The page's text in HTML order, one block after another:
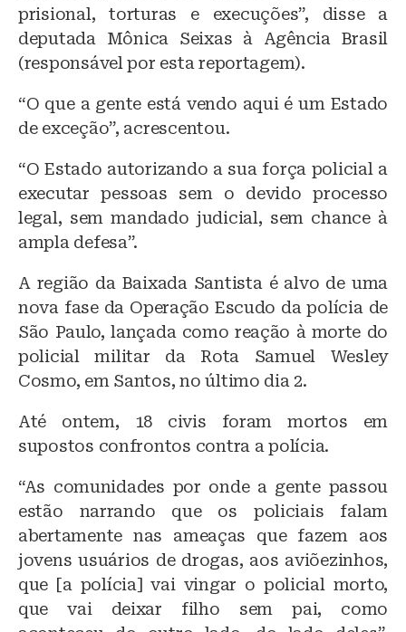
prisional, torturas e execuções”, disse a
deputada Mônica Seixas à Agência Brasil
(responsável por esta reportagem).
“O que a gente está vendo aqui é um Estado
de exceção”, acrescentou.
“O Estado autorizando a sua força policial a
executar pessoas sem o devido processo
legal, sem mandado judicial, sem chance à
ampla defesa”.
A região da Baixada Santista é alvo de uma
nova fase da Operação Escudo da polícia de
São Paulo, lançada como reação à morte do
policial militar da Rota Samuel Wesley
Cosmo, em Santos, no último dia 2.
Até ontem, 18 civis foram mortos em
supostos confrontos contra a polícia.
“As comunidades por onde a gente passou
estão narrando que os policiais falam
abertamente nas ameaças que fazem aos
jovens usuários de drogas, aos aviõezinhos,
que [a polícia] vai vingar o policial morto,
que vai deixar filho sem pai, como